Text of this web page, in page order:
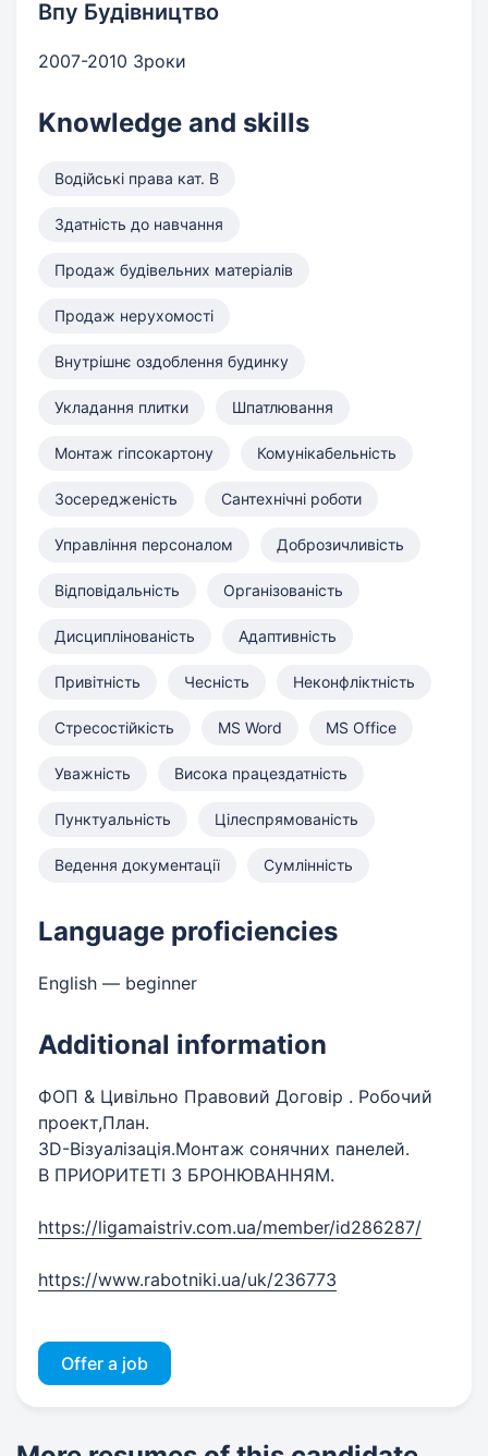
Впу Будівництво
2007-2010 3роки
Knowledge and skills
Водійські права кат. B
Здатність до навчання
Продаж будівельних матеріалів
Продаж нерухомості
Внутрішнє оздоблення будинку
Укладання плитки Шпатлювання
Монтаж гіпсокартону Комунікабельність
Зосередженість Сантехнічні роботи
Управління персоналом Доброзичливість
Відповідальність Організованість
Дисциплінованість Адаптивність
Привітність Чесність Неконфліктність
Стресостійкість MS Word MS Office
Уважність Висока працездатність
Пунктуальність Цілеспрямованість
Ведення документації Сумлінність
Language proficiencies
English — beginner
Additional information
ФОП & Цивільно Правовий Договір . Робочий
проект,План.
3D-Візуалізація.Монтаж сонячних панелей.
В ПРИОРИТЕТІ З БРОНЮВАННЯМ.
https://ligamaistriv.com.ua/member/id286287/
https://www.rabotniki.ua/uk/236773
Offer a job